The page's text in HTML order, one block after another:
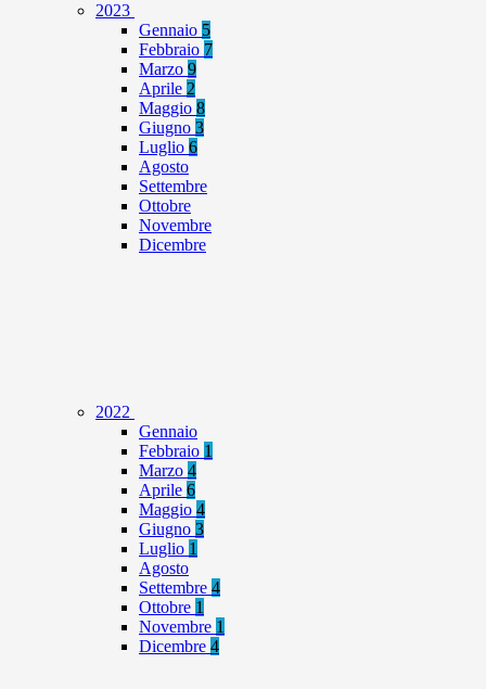
2023
Gennaio 5
Febbraio 7
Marzo 9
Aprile 2
Maggio 8
Giugno 3
Luglio 6
Agosto
Settembre
Ottobre
Novembre
Dicembre
2022
Gennaio
Febbraio 1
Marzo 4
Aprile 6
Maggio 4
Giugno 3
Luglio 1
Agosto
Settembre 4
Ottobre 1
Novembre 1
Dicembre 4